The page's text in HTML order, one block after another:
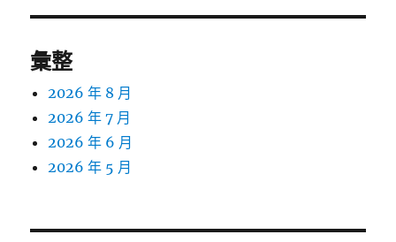
彙整
2026 年 8 月
2026 年 7 月
2026 年 6 月
2026 年 5 月